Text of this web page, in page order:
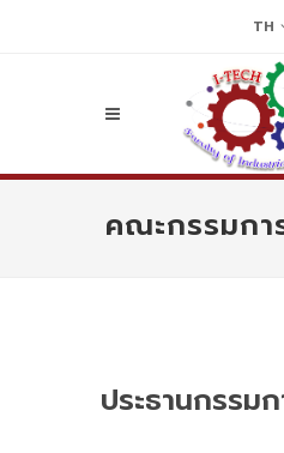
TH
คณะกรรมกา
ประธานกรรม